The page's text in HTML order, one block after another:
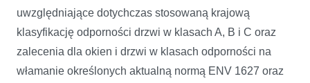
uwzględniające dotychczas stosowaną krajową
klasyfikację odporności drzwi w klasach A, B i C oraz
zalecenia dla okien i drzwi w klasach odporności na
włamanie określonych aktualną normą ENV 1627 oraz